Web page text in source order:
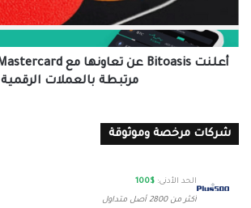
بطاقات
مرتبطة
بالعملات
مرتبطة بالعملات الرقمية
شركات مرخصة وموثوقة
الحد الأدنى: $100
أكثر من 2800 أصل متداول